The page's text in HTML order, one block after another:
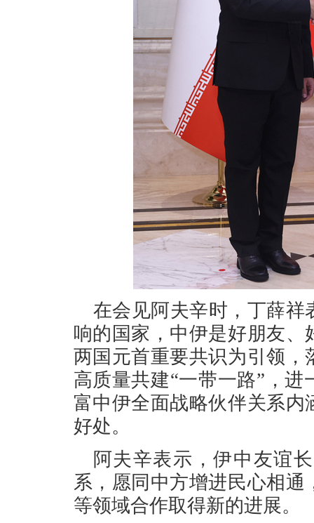
在会见阿夫辛时，丁薛
响的国家，中伊是好朋友
两国元首重要共识为引领
高质量共建“一带一路”，
富中伊全面战略伙伴关系
好处。
阿夫辛表示，伊中友谊
系，愿同中方增进民心相
等领域合作取得新的进展。